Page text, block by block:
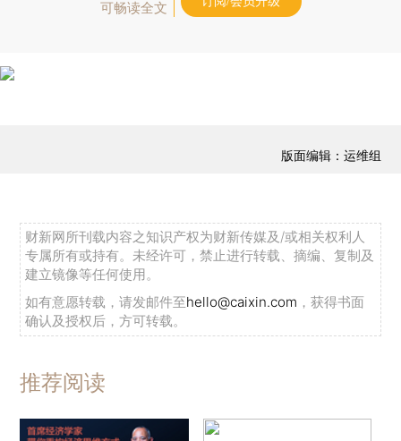
可畅读全文
版面编辑：运维组
财新网所刊载内容之知识产权为财新传媒及/或相关权利人
专属所有或持有。未经许可，禁止进行转载、摘编、复制及
建立镜像等任何使用。
如有意愿转载，请发邮件至hello@caixin.com ，获得书面
确认及授权后，方可转载。
推荐阅读